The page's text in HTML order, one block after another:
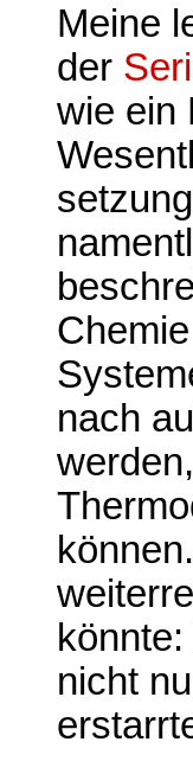
Meine
der
wie ein
nach
nicht